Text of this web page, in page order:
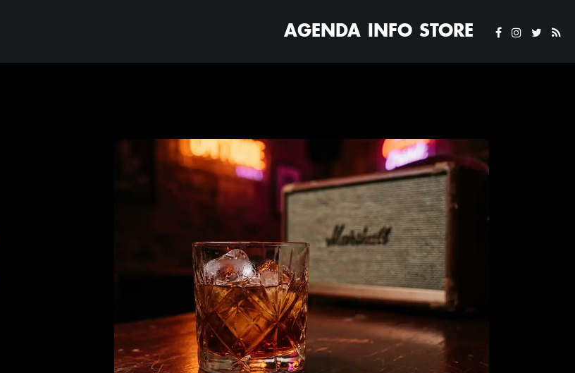
AGENDA INFO STORE